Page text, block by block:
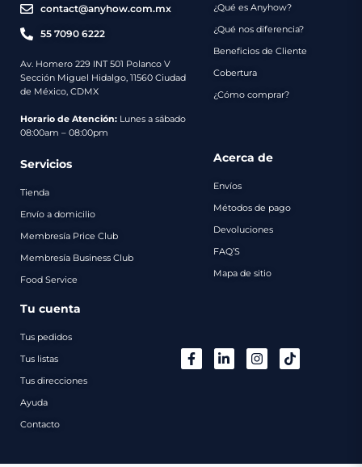
contact@anyhow.com.mx
55 7090 6222
Av. Homero 229 INT 501 Polanco V
Sección Miguel Hidalgo, 11560 Ciudad
de México, CDMX
Horario de Atención: Lunes a sábado
08:00am – 08:00pm
¿Qué es Anyhow?
¿Qué nos diferencia?
Beneficios de Cliente
Cobertura
¿Cómo comprar?
Servicios
Tienda
Envío a domicilio
Membresía Price Club
Membresía Business Club
Food Service
Acerca de
Envíos
Métodos de pago
Devoluciones
FAQ’S
Mapa de sitio
Tu cuenta
Tus pedidos
Tus listas
Tus direcciones
Ayuda
Contacto
Envíos
Métodos
de
Contacto